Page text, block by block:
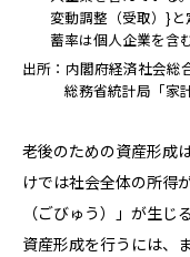
変動調整（受取）}
蓄率は個人企業を含む
出所：内閣府経済社会総
総務省統計局「家
老後のための資産形成
けでは社会全体の所得
（ごびゅう）」が生じ
資産形成を行うには、